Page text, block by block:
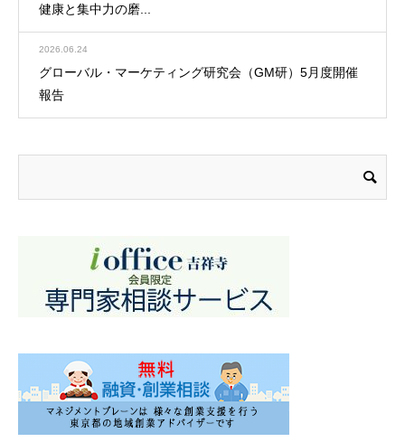
健康と集中力の磨...
2026.06.24
グローバル・マーケティング研究会（GM研）5月度開催
報告